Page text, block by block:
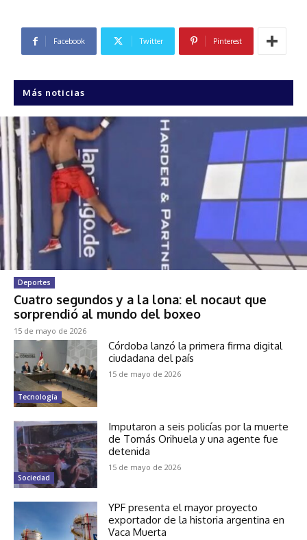
Facebook Twitter Pinterest
Más noticias
Deportes
Cuatro segundos y a la lona: el nocaut que
sorprendió al mundo del boxeo
15 de mayo de 2026
Tecnología
Córdoba lanzó la primera firma digital
ciudadana del país
15 de mayo de 2026
Sociedad
Imputaron a seis policías por la muerte
de Tomás Orihuela y una agente fue
detenida
15 de mayo de 2026
YPF presenta el mayor proyecto
exportador de la historia argentina en
Vaca Muerta